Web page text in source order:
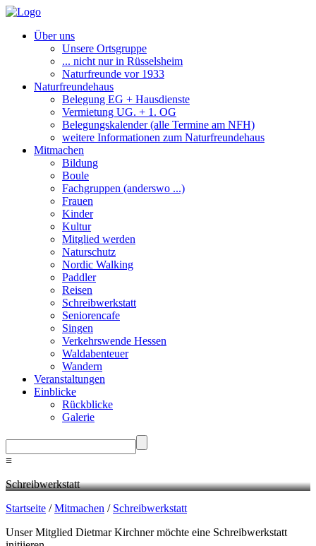
Über uns
Unsere Ortsgruppe
... nicht nur in Rüsselsheim
Naturfreunde vor 1933
Naturfreundehaus
Belegung EG + Hausdienste
Vermietung UG. + 1. OG
Belegungskalender (alle Termine am NFH)
weitere Informationen zum Naturfreundehaus
Mitmachen
Bildung
Boule
Fachgruppen (anderswo ...)
Frauen
Kinder
Kultur
Mitglied werden
Naturschutz
Nordic Walking
Paddler
Reisen
Schreibwerkstatt
Seniorencafe
Singen
Verkehrswende Hessen
Waldabenteuer
Wandern
Veranstaltungen
Einblicke
Rückblicke
Galerie
≡
Schreibwerkstatt
Startseite /Mitmachen / Schreibwerkstatt
Unser Mitglied Dietmar Kirchner möchte eine Schreibwerkstatt